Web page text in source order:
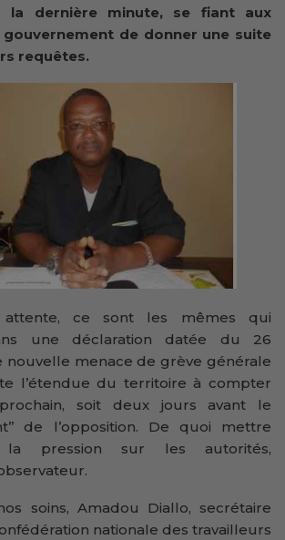
la dernière minute, se fiant aux
de donner une suite
requêtes.
ce sont les mêmes qui
une déclaration datée du 26
nouvelle menace de grève générale
l’étendue du territoire à compter
soit deux jours avant le
de l’opposition. De quoi mettre
la pression sur les autorités,
soins, Amadou Diallo, secrétaire
nationale des travailleurs